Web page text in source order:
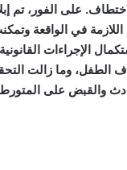
على الفور، تم
في الواقعة
الإجراءات
الطفل، وما زالت
والقبض على